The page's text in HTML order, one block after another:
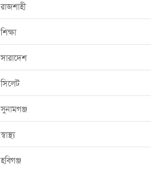
রাজশাহী
শিক্ষা
সারাদেশ
সিলেট
সুনামগঞ্জ
স্বাস্থ্য
হবিগঞ্জ